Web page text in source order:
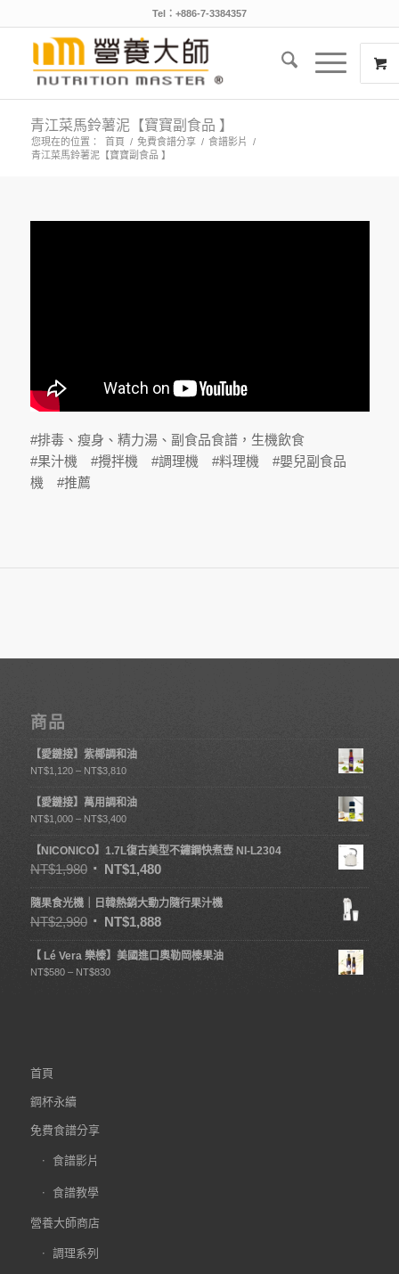
Tel：+886-7-3384357
青江菜馬鈴薯泥【寶寶副食品 】
您現在的位置： 首頁 / 免費食譜分享 / 食譜影片
/
青江菜馬鈴薯泥【寶寶副食品 】
#排毒、瘦身、精力湯、副食品食譜，生機飲食
#果汁機 #攪拌機 #調理機 #料理機 #嬰兒副食品
機 #推薦
商品
【愛鏈接】紫椰調和油
NT$1,120 – NT$3,810
【愛鏈接】萬用調和油
NT$1,000 – NT$3,400
【NICONICO】1.7L復古美型不鏽鋼快煮壺 NI-L2304
NT$1,980 NT$1,480
隨果食光機｜日韓熱銷大動力隨行果汁機
NT$2,980 NT$1,888
【 Lé Vera 樂榛】美國進口奧勒岡榛果油
NT$580 – NT$830
首頁
鋼杯永續
免費食譜分享
食譜影片
食譜教學
營養大師商店
調理系列